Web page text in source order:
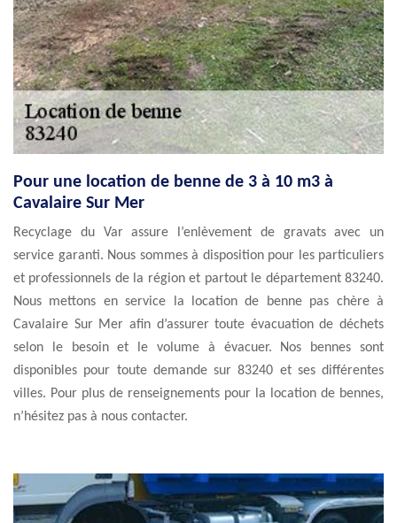
Pour une location de benne de 3 à 10 m3 à
Cavalaire Sur Mer
Recyclage du Var assure l’enlèvement de gravats avec un
service garanti. Nous sommes à disposition pour les particuliers
et professionnels de la région et partout le département 83240.
Nous mettons en service la location de benne pas chère à
Cavalaire Sur Mer afin d’assurer toute évacuation de déchets
selon le besoin et le volume à évacuer. Nos bennes sont
disponibles pour toute demande sur 83240 et ses différentes
villes. Pour plus de renseignements pour la location de bennes,
n’hésitez pas à nous contacter.